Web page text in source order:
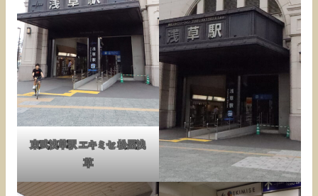
東武浅草駅 エキミセ 松屋浅
草